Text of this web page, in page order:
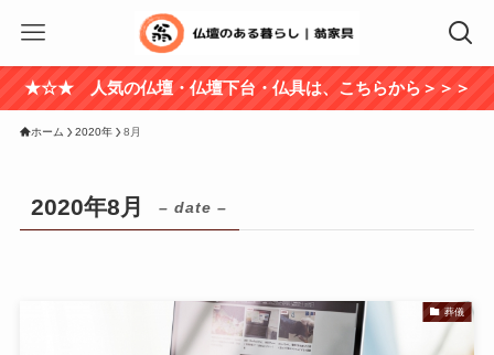
★☆★ 人気の仏壇・仏壇下台・仏具は、こちらから＞＞＞
ホーム 2020年 8月
2020年8月 – date –
葬儀